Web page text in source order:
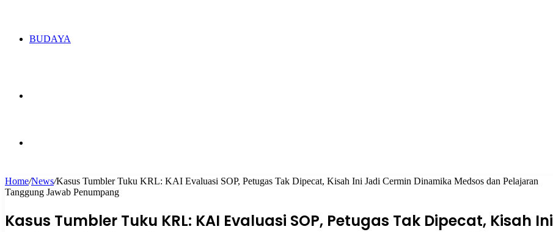
BUDAYA
for
Home/News/Kasus Tumbler Tuku KRL: KAI Evaluasi SOP, Petugas Tak Dipecat, Kisah Ini Jadi Cermin Dinamika Medsos dan Pelajaran
Tanggung Jawab Penumpang
Kasus Tumbler Tuku KRL: KAI Evaluasi SOP, Petugas Tak Dipecat, Kisah Ini